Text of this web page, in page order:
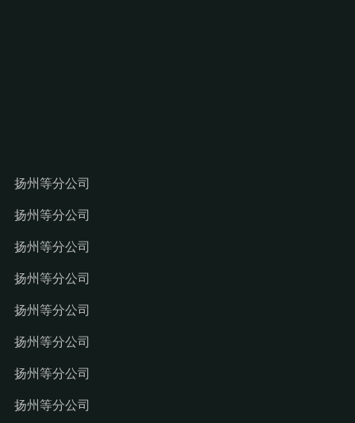
扬州等分公司
扬州等分公司
扬州等分公司
扬州等分公司
扬州等分公司
扬州等分公司
扬州等分公司
扬州等分公司